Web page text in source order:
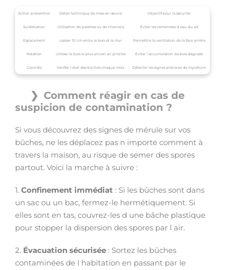
Action préventive Détail technique de mise en œuvre Objectif pour la sécurité
Surélévation Utilisation de palettes ou de chevrons Éviter les remontées d eau du sol
Espacement Laisser 10 cm entre le bois et le mur Permettre la ventilation de la face arrière
Rotation Utiliser le bois le plus ancien en priorité Éviter l accumulation de bois dégradé
Contrôle Vérifier l état des bûches chaque mois Détecter les signes précoces de mycélium
Comment réagir en cas de
suspicion de contamination ?
Si vous découvrez des signes de mérule sur vos
bûches, ne les déplacez pas n importe comment à
travers la maison, au risque de semer des spores
partout. Voici la marche à suivre :
1. Confinement immédiat : Si les bûches sont dans
un sac ou un bac, fermez-le hermétiquement. Si
elles sont en tas, couvrez-les d une bâche plastique
pour stopper la dispersion des spores par l air.
2. Évacuation sécurisée : Sortez les bûches
contaminées de l habitation en passant par le